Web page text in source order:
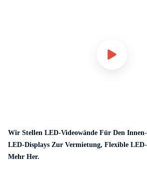
Wir Stellen LED-Videowände Für Den
LED-Displays Zur Vermietung, Flexible
Mehr Her.